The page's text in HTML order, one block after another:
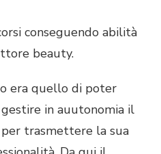
conseguendo abilità
beauty.
era quello di poter
in auutonomia il
trasmettere la sua